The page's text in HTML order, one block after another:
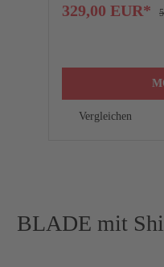
329,00 EUR*
Vergleichen
BLADE mit